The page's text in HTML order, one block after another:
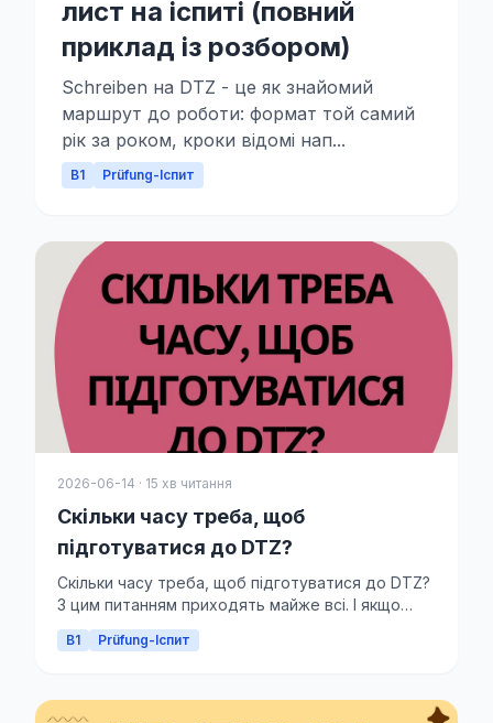
лист на іспиті (повний
приклад із розбором)
Schreiben на DTZ - це як знайомий
маршрут до роботи: формат той самий
рік за роком, кроки відомі нап...
B1 Prüfung-Іспит
2026-06-14 · 15 хв читання
Скільки часу треба, щоб
підготуватися до DTZ?
Скільки часу треба, щоб підготуватися до DTZ?
З цим питанням приходять майже всі. І якщо
чесно, найч...
B1 Prüfung-Іспит